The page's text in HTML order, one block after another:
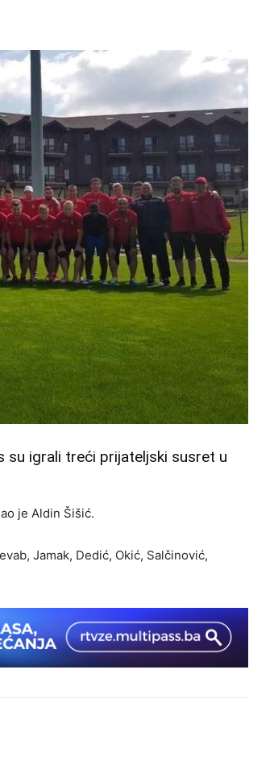
su igrali treći prijateljski susret u
je Aldin Šišić.
Jamak, Dedić, Okić, Salčinović,